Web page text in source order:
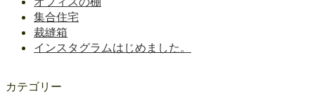
集合住宅
裁縫箱
インスタグラムはじめました。
カテゴリー